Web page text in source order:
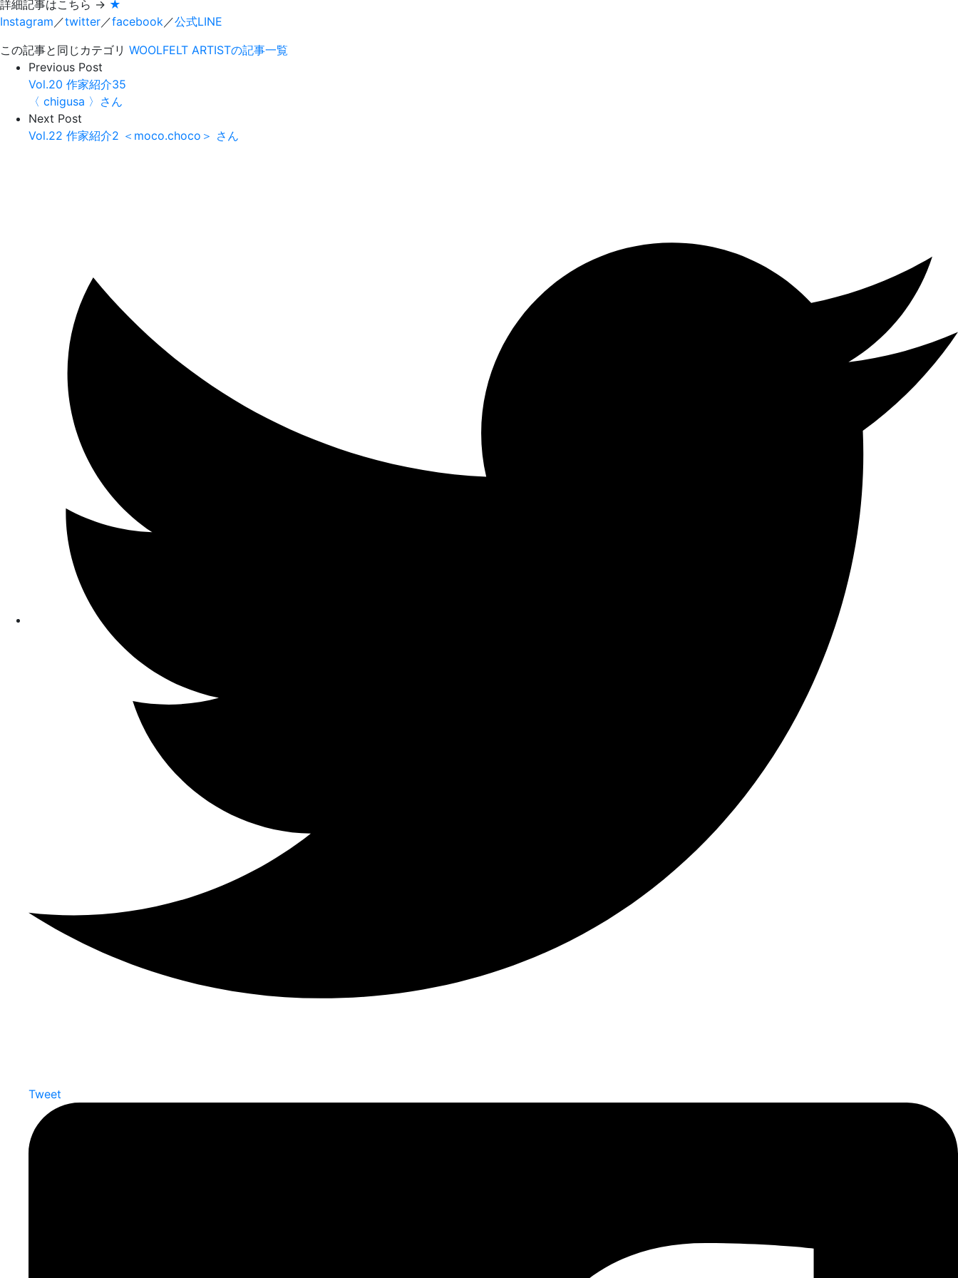
詳細記事はこちら → ★
Instagram ／twitter／facebook／公式LINE
この記事と同じカテゴリ WOOLFELT ARTISTの記事一覧
Previous Post
Vol.20 作家紹介35
〈 chigusa 〉さん
Next Post
Vol.22 作家紹介2 ＜moco.choco＞ さん
Tweet